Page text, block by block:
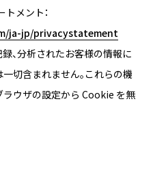
メント：
ja-jp/privacystatement
、分析されたお客様の情報に
切含まれません。これらの機
ラウザの設定から Cookie を無